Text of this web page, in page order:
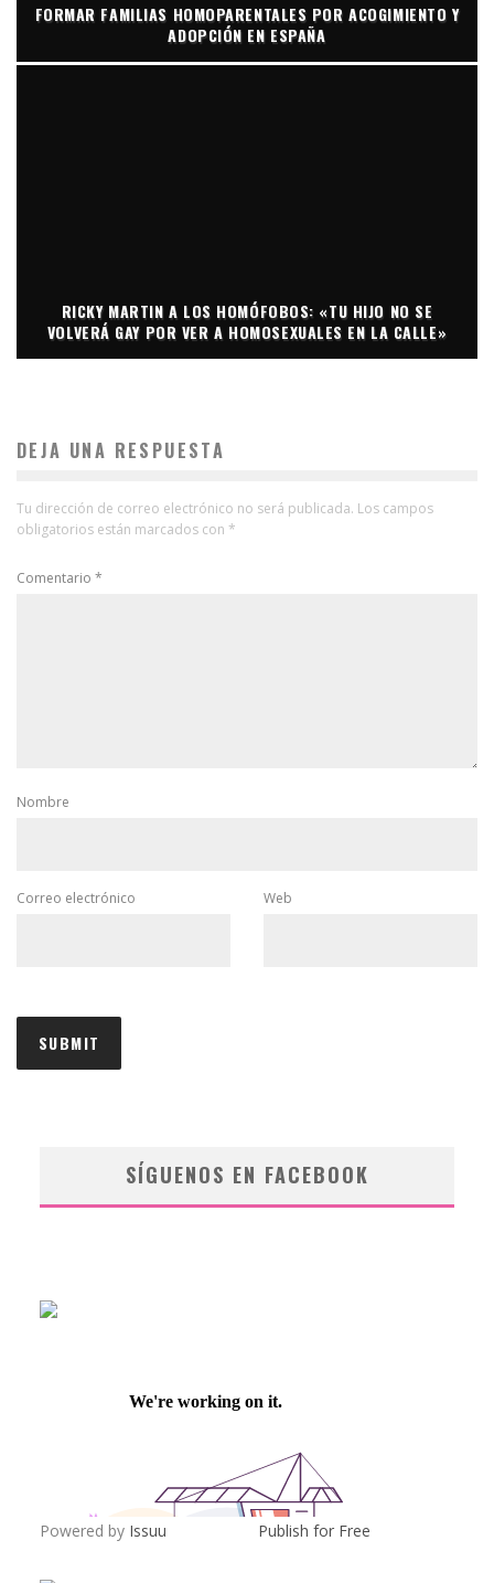
FORMAR FAMILIAS HOMOPARENTALES POR ACOGIMIENTO Y
ADOPCIÓN EN ESPAÑA
RICKY MARTIN A LOS HOMÓFOBOS: «TU HIJO NO SE
VOLVERÁ GAY POR VER A HOMOSEXUALES EN LA CALLE»
DEJA UNA RESPUESTA
Tu dirección de correo electrónico no será publicada. Los campos
obligatorios están marcados con *
Comentario *
Nombre
Correo electrónico Web
SÍGUENOS EN FACEBOOK
Powered by Issuu Publish for Free